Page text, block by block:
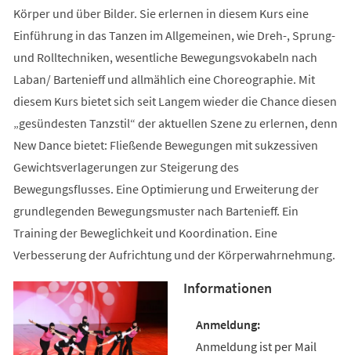
Körper und über Bilder. Sie erlernen in diesem Kurs eine
Einführung in das Tanzen im Allgemeinen, wie Dreh-, Sprung-
und Rolltechniken, wesentliche Bewegungsvokabeln nach
Laban/ Bartenieff und allmählich eine Choreographie. Mit
diesem Kurs bietet sich seit Langem wieder die Chance diesen
„gesündesten Tanzstil“ der aktuellen Szene zu erlernen, denn
New Dance bietet: Fließende Bewegungen mit sukzessiven
Gewichtsverlagerungen zur Steigerung des
Bewegungsflusses. Eine Optimierung und Erweiterung der
grundlegenden Bewegungsmuster nach Bartenieff. Ein
Training der Beweglichkeit und Koordination. Eine
Verbesserung der Aufrichtung und der Körperwahrnehmung.
Informationen
Anmeldung ist per Mail